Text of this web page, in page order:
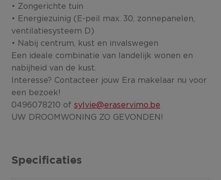
• Zongerichte tuin
• Energiezuinig (E-peil max. 30, zonnepanelen,
ventilatiesysteem D)
• Nabij centrum, kust en invalswegen
Een ideale combinatie van landelijk wonen en
nabijheid van de kust.
Interesse? Contacteer jouw Era makelaar nu voor
een bezoek!
0496078210 ofsylvie@eraservimo.be
UW DROOMWONING ZO GEVONDEN!
Specificaties